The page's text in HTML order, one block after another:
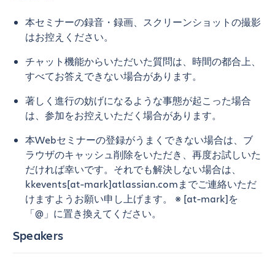
本セミナーの録音・録画、スクリーンショットの撮影
はお控えください。
チャット機能からいただいた質問は、時間の都合上、
すべてお答えできない場合があります。
著しく進行の妨げになるような事態が起こった場合
は、参加をお控えいただく場合があります。
本Webセミナーの登録がうまくできない場合は、ブ
ラウザのキャッシュ削除をいただき、再度お試しいた
だければ幸いです。それでも解決しない場合は、
kkevents[at-mark]atlassian.comまでご連絡いただ
けますようお願い申し上げます。
※ [at-mark]を
「@」に置き換えてください。
Speakers